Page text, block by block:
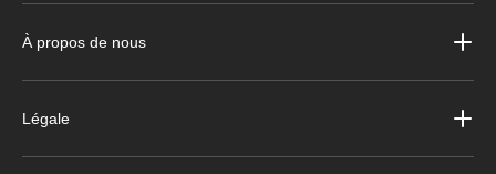
À propos de nous
Légale